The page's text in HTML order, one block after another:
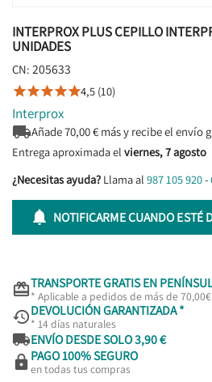
INTERPROX PLUS CEPILLO
UNIDADES
CN: 205633
4,5 (10)
Interprox
Añade70,00€ más y recibe el envío
Entrega aproximada el viernes, 7 agosto
¿Necesitas ayuda? Llama al 987 105 920-
 NOTIFICARME CUANDO ESTÉ
TRANSPORTE GRATIS EN
* Aplicable a pedidos de más de 70,00€
DEVOLUCIÓN GARANTIZADA *
* 14 días naturales
ENVÍO DESDE SOLO 3,90 €
 PAGO 100% SEGURO
en todas tus compras